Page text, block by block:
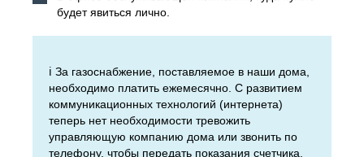
будет явиться лично.
ℹ️ За газоснабжение, поставляемое в наши дома,
необходимо платить ежемесячно. С развитием
коммуникационных технологий (интернета)
теперь нет необходимости тревожить
управляющую компанию дома или звонить по
телефону, чтобы передать показания счетчика.